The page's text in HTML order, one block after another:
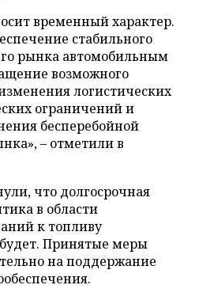
временный характер.
стабильного
рынка автомобильным
возможного
логистических
ограничений и
бесперебойной
– отметили в
что долгосрочная
в области
к топливу
Принятые меры
на поддержание